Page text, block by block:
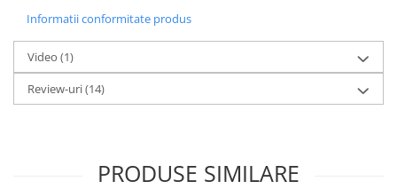
Informatii conformitate produs
Video (1)
Review-uri(14)
PRODUSE SIMILARE